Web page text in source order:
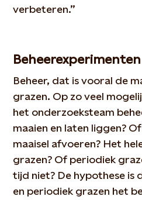
verbeteren.”
Beheerexperimenten
Beheer, dat is vooral de
grazen. Op zo veel
het onderzoeksteam
maaien en laten liggen?
maaisel afvoeren? Het
grazen? Of periodiek
tijd niet? De hypothese is
en periodiek grazen het